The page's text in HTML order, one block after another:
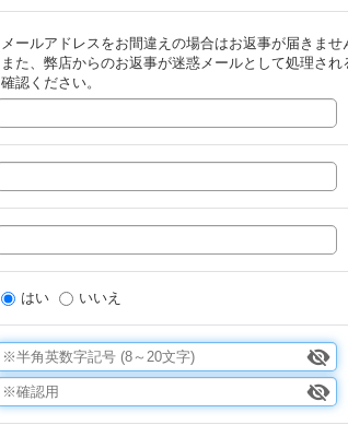
メールアドレスをお間違えの場合はお返事が届きませ
また、弊店からのお返事が迷惑メールとして処理さ
確認ください。
はい いいえ